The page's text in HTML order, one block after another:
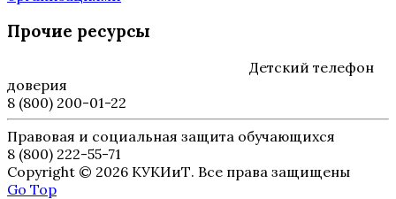
Прочие ресурсы
Детский телефон
доверия
8 (800) 200-01-22
Правовая и социальная защита обучающихся
8 (800) 222-55-71
Copyright © 2026 КУКИиТ. Все права защищены
Go Top